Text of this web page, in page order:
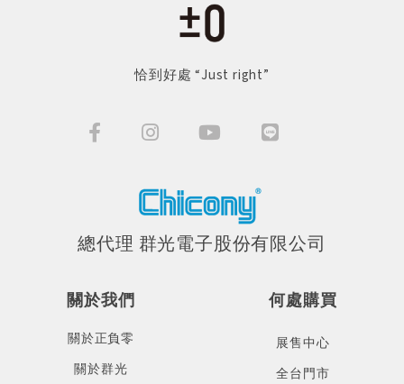
恰到好處 “Just right”
總代理 群光電子股份有限公司
關於我們
關於正負零
關於群光
何處購買
展售中心
全台門市